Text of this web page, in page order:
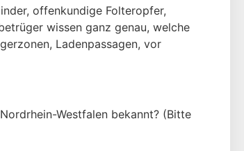
offenkundige Folteropfer,
wissen ganz genau, welche
Ladenpassagen, vor
Westfalen bekannt? (Bitte